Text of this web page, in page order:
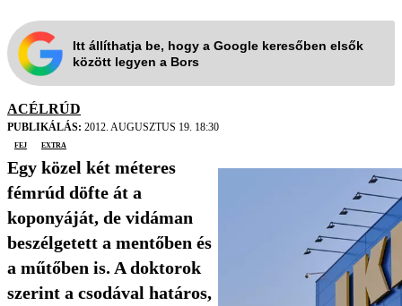
Itt állíthatja be, hogy a Google keresőben elsők
között legyen a Bors
ACÉLRÚD
PUBLIKÁLÁS: 2012. AUGUSZTUS 19. 18:30
fej
extra
Egy közel két méteres
fémrúd döfte át a
koponyáját, de vidáman
beszélgetett a mentőben és
a műtőben is. A doktorok
szerint a csodával határos,